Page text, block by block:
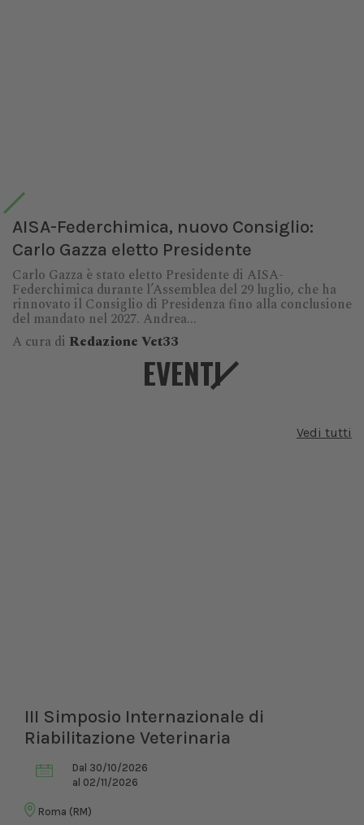
AISA-Federchimica, nuovo Consiglio:
Carlo Gazza eletto Presidente
Carlo Gazza è stato eletto Presidente di AISA-
Federchimica durante l’Assemblea del 29 luglio, che ha
rinnovato il Consiglio di Presidenza fino alla conclusione
del mandato nel 2027. Andrea...
A cura di Redazione Vet33
EVENTI
Vedi tutti
III Simposio Internazionale di
Riabilitazione Veterinaria
Dal 30/10/2026
al 02/11/2026
Roma (RM)